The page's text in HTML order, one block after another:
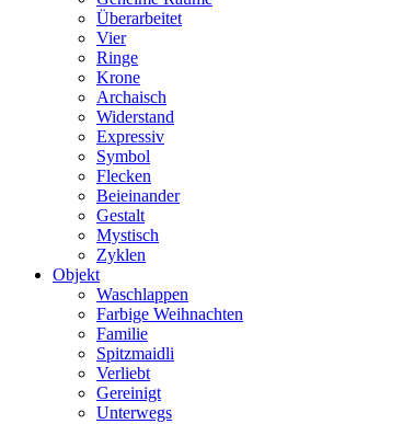
Überarbeitet
Vier
Ringe
Krone
Archaisch
Widerstand
Expressiv
Symbol
Flecken
Beieinander
Gestalt
Mystisch
Zyklen
Objekt
Waschlappen
Farbige Weihnachten
Familie
Spitzmaidli
Verliebt
Gereinigt
Unterwegs